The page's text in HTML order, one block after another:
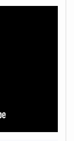
き、勉強が進め